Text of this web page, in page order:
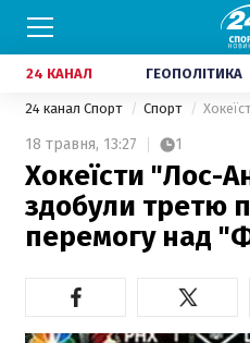
24 КАНАЛ ГЕОПОЛІТИКА
24 канал Спорт Спорт
18 травня, 13:27 1
Хокеїсти "Лос-
здобули третю
перемогу над